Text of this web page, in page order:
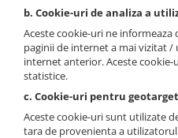
b. Cookie-uri de analiza a
Aceste cookie-uri ne
paginii de internet a mai vizitat /
internet anterior. Aceste
statistice.
c. Cookie-uri pentru
Aceste cookie-uri sunt utilizate
tara de provenienta a